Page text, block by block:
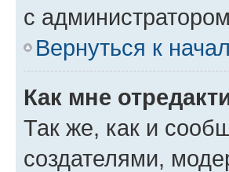
с
Вернуться к
Как мне
Так же, как и
создателями,